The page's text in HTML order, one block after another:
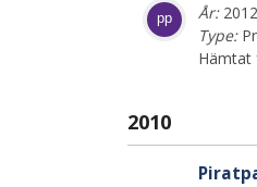
pp År:2012
Type:
Hämtat
2010